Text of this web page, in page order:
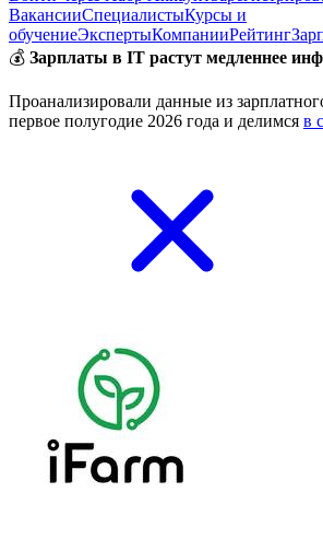
ВакансииСпециалистыКурсы и
обучениеЭкспертыКомпанииРейтинг
💰 Зарплаты в IT растут медленнее
Проанализировали данные из
первое полугодие 2026 года и делимся в